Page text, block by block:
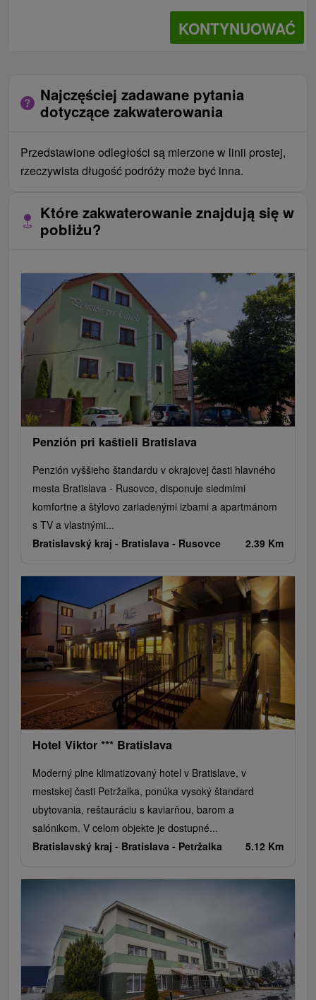
KONTYNUOWAĆ
Najczęściej zadawane pytania
dotyczące zakwaterowania
Przedstawione odległości są mierzone w linii prostej,
rzeczywista długość podróży może być inna.
Które zakwaterowanie znajdują się w
pobliżu?
Penzión pri kaštieli Bratislava
Penzión vyššieho štandardu v okrajovej časti hlavného
mesta Bratislava - Rusovce, disponuje siedmimi
komfortne a štýlovo zariadenými izbami a apartmánom
s TV a vlastnými...
Bratislavský kraj - Bratislava - Rusovce 2.39 Km
Hotel Viktor *** Bratislava
Moderný plne klimatizovaný hotel v Bratislave, v
mestskej časti Petržalka, ponúka vysoký štandard
ubytovania, reštauráciu s kaviarňou, barom a
salónikom. V celom objekte je dostupné...
Bratislavský kraj - Bratislava - Petržalka 5.12 Km